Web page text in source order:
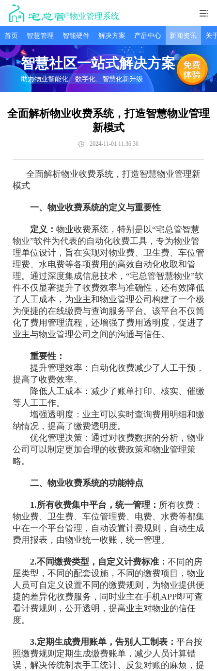
物业管理系统
首页 智慧管理 智能硬件 解决方案 产品中心 新闻资讯 关
智慧社区一站式解决方案
助力物业智能化、数字化、智慧化新升级
全面解析物业收费系统，打造智慧物业管理
新模式
2024-11-01 11:36:36
全面解析物业收费系统，打造智慧物业管理新
模式
一、物业收费系统的定义与重要性
定义： 物业收费系统，特别是以“宅总管智慧
物业”软件为代表的自动化收费工具，专为物业管
理单位设计，旨在实现对物业费、卫生费、车位管
理费、水电费等各项费用的高效自动化收取和管
理。通过深度集成信息技术，“宅总管智慧物业”软
件不仅显著提升了收费效率与准确性，还有效降低
了人工成本，为业主和物业管理公司构建了一个极
为便捷的在线缴费与查询服务平台。该平台不仅简
化了费用管理流程，还增强了费用透明度，促进了
业主与物业管理公司之间的沟通与信任。
重要性：
提升管理效率：自动化收费减少了人工干预，
提高了收费效率。
降低人工成本：减少了账单打印、核实、催缴
等人工工作。
增强透明度：业主可以实时查询费用明细和缴
纳情况，提高了缴费透明度。
优化管理决策：通过对收费数据的分析，物业
公司可以制定更加合理的收费政策和物业管理策
略。
二、物业收费系统的功能特点
1.所有收费集中平台，统一管理： 所有收费：
物业费、卫生费、车位管理费、电费、水费等都集
中在一个平台管理，自动设置计费规则，自动生成
费用报表，由物业统一收账，统一管理。
2.不同缴费类型，自定义计费标准： 不同的房
屋类型，不同的配套设施，不同的缴费项目，物业
人员可自定义设置不同的缴费规则，为物业提供便
捷的差异化收费服务，同时业主在手机APP即可查
看计费规则，公开透明，提高业主对物业的信任
度。
3.定期生成费用账单，告别人工制表： 平台按
照缴费规则定期生成缴费账单，减少人员计算错
误，解决传统制表手工统计、反复对账的麻烦，提